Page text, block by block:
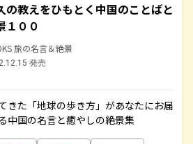
の教えをひもとく中国のことばと
１００
旅の名言＆絶景
発売
きた「地球の歩き方」があなたにお届
中国の名言と癒やしの絶景集